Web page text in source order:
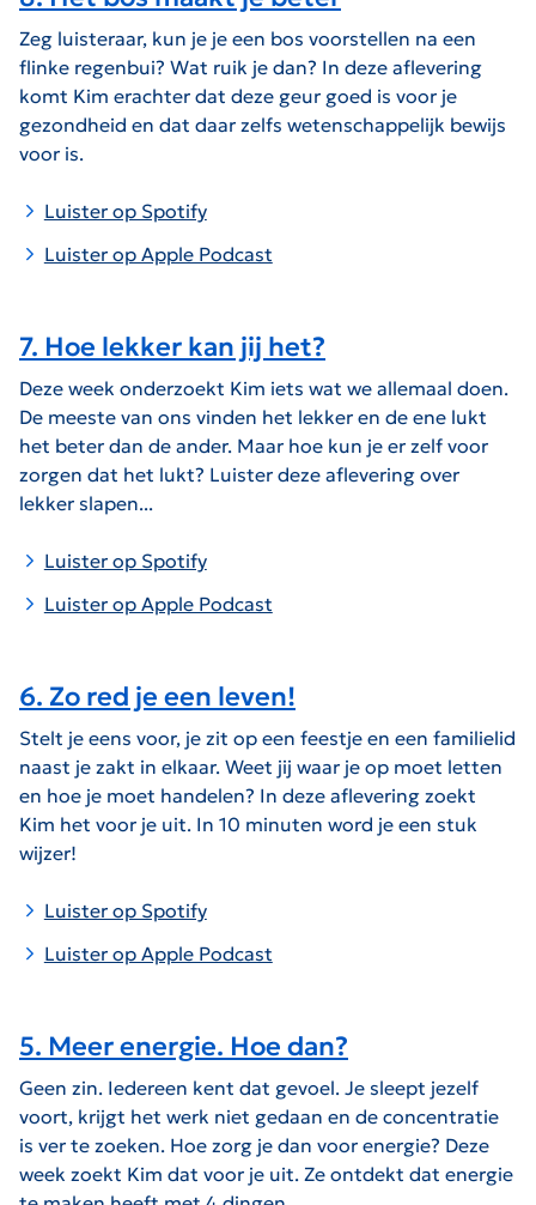
Zeg luisteraar, kun je je een bos voorstellen na een
flinke regenbui? Wat ruik je dan? In deze aflevering
komt Kim erachter dat deze geur goed is voor je
gezondheid en dat daar zelfs wetenschappelijk bewijs
voor is.
Luister op Spotify
Luister op Apple Podcast
7. Hoe lekker kan jij het?
Deze week onderzoekt Kim iets wat we allemaal doen.
De meeste van ons vinden het lekker en de ene lukt
het beter dan de ander. Maar hoe kun je er zelf voor
zorgen dat het lukt? Luister deze aflevering over
lekker slapen...
Luister op Spotify
Luister op Apple Podcast
6. Zo red je een leven!
Stelt je eens voor, je zit op een feestje en een familielid
naast je zakt in elkaar. Weet jij waar je op moet letten
en hoe je moet handelen? In deze aflevering zoekt
Kim het voor je uit. In 10 minuten word je een stuk
wijzer!
Luister op Spotify
Luister op Apple Podcast
5. Meer energie. Hoe dan?
Geen zin. Iedereen kent dat gevoel. Je sleept jezelf
voort, krijgt het werk niet gedaan en de concentratie
is ver te zoeken. Hoe zorg je dan voor energie? Deze
week zoekt Kim dat voor je uit. Ze ontdekt dat energie